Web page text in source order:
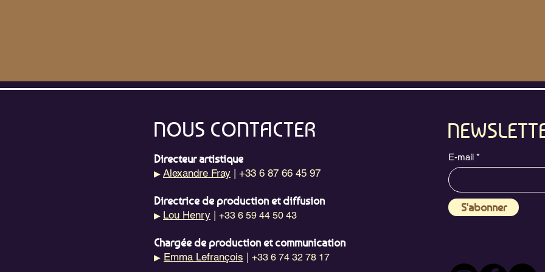
NOUS CONTACTER
Directeur artistique
▶ Alexandre Fray | +33 6 87 66 45 97
Directrice de production et diffusion
▶ Lou Henry | +33 6 59 44 50 43
Chargée de production et communication
▶ Emma Lefrançois | +33 6 74 32 78 17
E-mail
S'abonner